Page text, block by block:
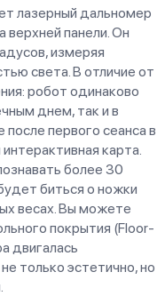
лазерный дальномер
верхней панели. Он
измеряя
света. В отличие от
робот одинаково
днем, так и в
первого сеанса в
карта.
более 30
биться о ножки
весах. Вы можете
покрытия (Floor-
двигалась
только эстетично, но